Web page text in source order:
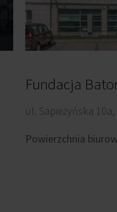
Fundacja
ul. Sapieżyńska
Powierzchnia